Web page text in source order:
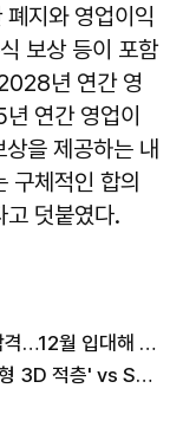
지와 영업이익
보상 등이 포함
년 연간 영
연간 영업이
을 제공하는 내
구체적인 합의
고 덧붙였다.
KIA 정해영·삼성 이승현 등 11명 상무 합격…12월 입대해 2028년 6월 전역
갈라진 '포스트 HBM' 노선…삼성 '맞춤형 3D 적층' vs SK '개방형 표준'